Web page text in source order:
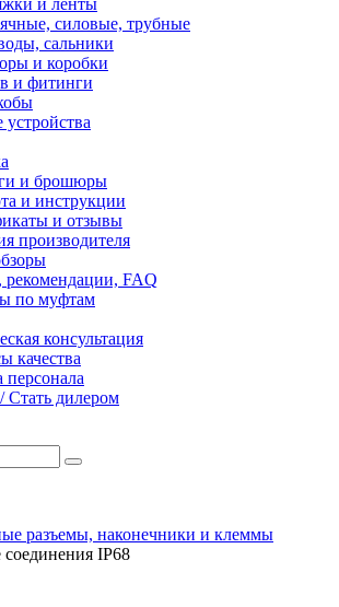
и ленты
силовые, трубные
сальники
и коробки
и фитинги
и брошюры
и инструкции
и отзывы
производителя
рекомендации, FAQ
по муфтам
консультация
качества
Стать дилером
разъемы, наконечники и клеммы
IP68